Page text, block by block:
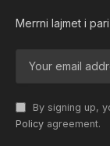
Merrni lajmet i pari
By signing up,
Policy agreement.